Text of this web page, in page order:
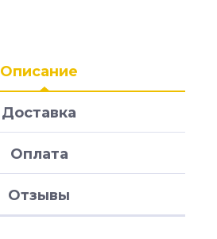
Описание
Доставка
Оплата
Отзывы